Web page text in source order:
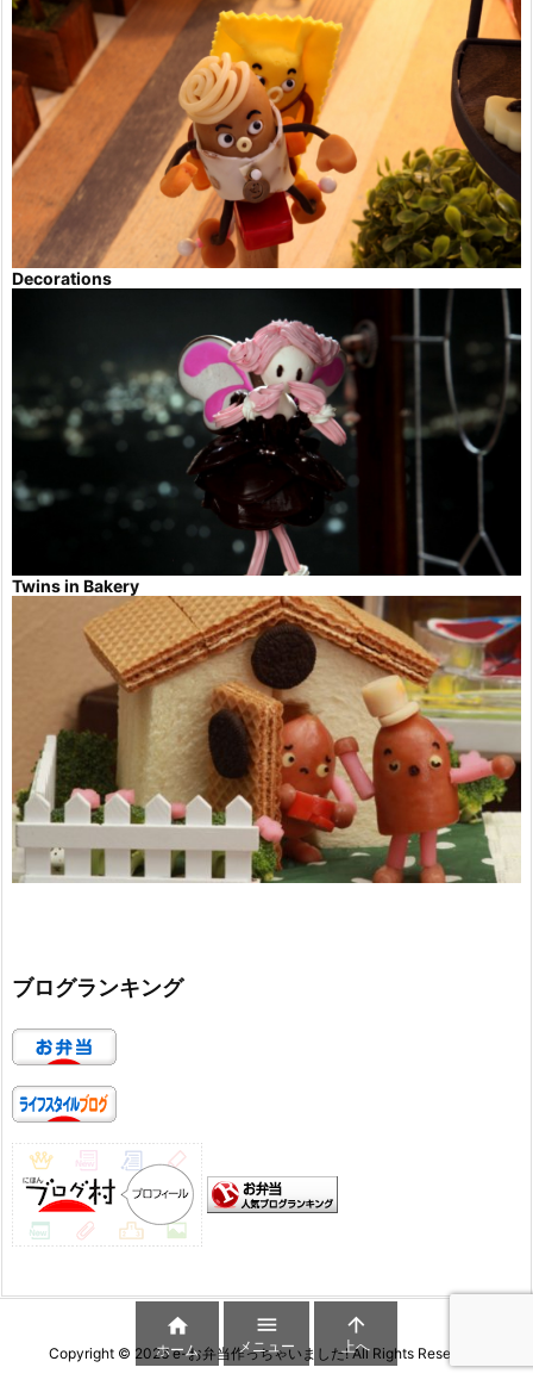
Decorations
Twins in Bakery
ブログランキング
Copyright © 2026 e-お弁当作っちゃいました!All Rights Reserved.

ホーム

メニュー

上へ